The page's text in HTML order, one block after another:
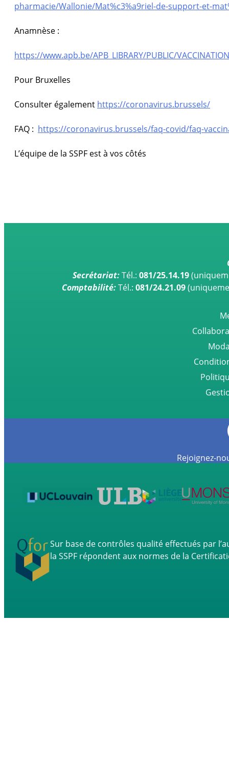
pharmacie/Wallonie/Mat%c3%a9riel-de-support-et-
Anamnèse :
https://www.apb.be/APB_LIBRARY/PUBLIC/
Pour Bruxelles
Consulter également https://coronavirus.brussels/
FAQ : https://coronavirus.brussels/faq-covid/faq-
L’équipe de la SSPF est à vos côtés
Secrétariat:Tél.: 081/25.14.19
Comptabilité:Tél.: 081/24.21.09
Rejoignez-
Sur base de contrôles qualité effectués par
la SSPF répondent aux normes de la